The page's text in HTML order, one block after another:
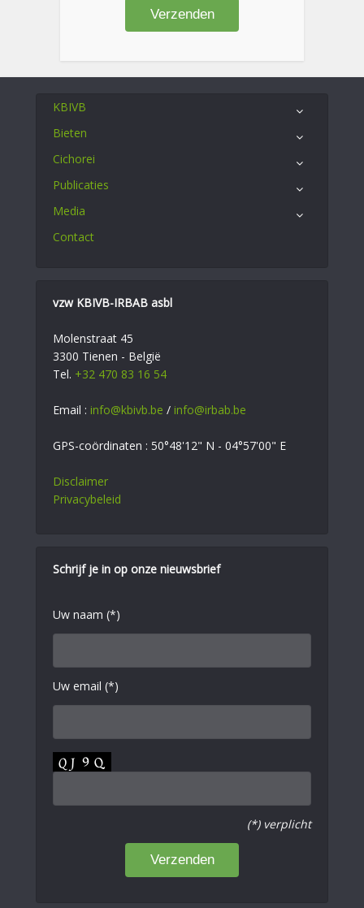
KBIVB
Bieten
Cichorei
Publicaties
Media
Contact
vzw KBIVB-IRBAB asbl
Molenstraat 45
3300 Tienen - België
Tel. +32 470 83 16 54
Email : info@kbivb.be / info@irbab.be
GPS-coördinaten : 50°48'12" N - 04°57'00" E
Disclaimer
Privacybeleid
Schrijf je in op onze nieuwsbrief
Uw naam (*)
Uw email (*)
(*) verplicht